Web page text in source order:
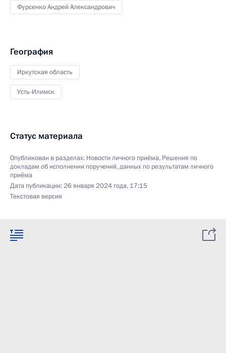
Фурсенко Андрей Александрович
География
Иркутская область
Усть-Илимск
Статус материала
Опубликован в разделах: Новости личного приёма, Решения по
докладам об исполнении поручений, данных по результатам личного
приёма
Дата публикации:26 января 2024 года, 17:15
Текстовая версия